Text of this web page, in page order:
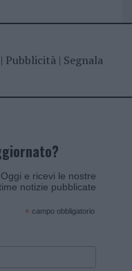
Pubblicità| Segnala
e ricevi le nostre
notizie pubblicate
* campo obbligatorio